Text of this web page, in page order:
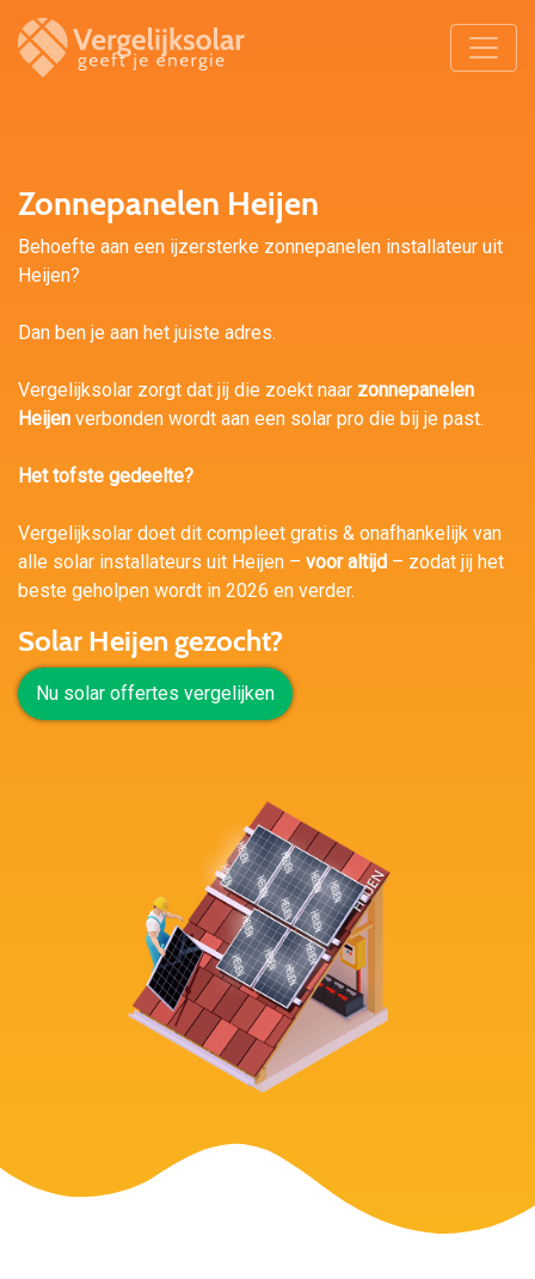
Zonnepanelen Heijen
Behoefte aan een ijzersterke zonnepanelen installateur uit
Heijen?
Dan ben je aan het juiste adres.
Vergelijksolar zorgt dat jij die zoekt naar zonnepanelen
Heijen verbonden wordt aan een solar pro die bij je past.
Het tofste gedeelte?
Vergelijksolar doet dit compleet gratis & onafhankelijk van
alle solar installateurs uit Heijen – voor altijd – zodat jij het
beste geholpen wordt in 2026 en verder.
Solar Heijen gezocht?
Nu solar offertes vergelijken